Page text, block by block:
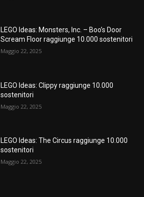
LEGO Ideas: Monsters, Inc. – Boo’s Door
Scream Floor raggiunge 10.000 sostenitori
Maggio 22, 2025
LEGO Ideas: Clippy raggiunge 10.000
sostenitori
Maggio 22, 2025
LEGO Ideas: The Circus raggiunge 10.000
sostenitori
Maggio 22, 2025